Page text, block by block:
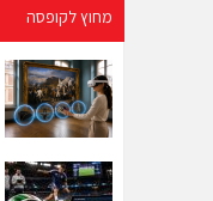
מחוץ לקופסה